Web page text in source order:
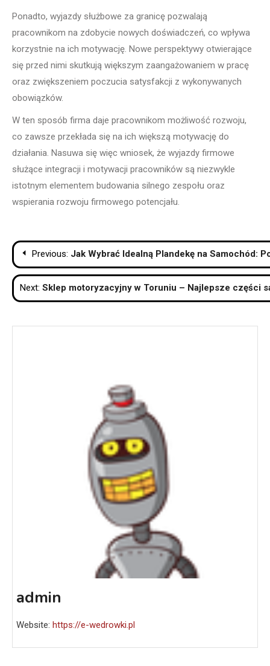
Ponadto, wyjazdy służbowe za granicę pozwalają
pracownikom na zdobycie nowych doświadczeń, co wpływa
korzystnie na ich motywację. Nowe perspektywy otwierające
się przed nimi skutkują większym zaangażowaniem w pracę
oraz zwiększeniem poczucia satysfakcji z wykonywanych
obowiązków.
W ten sposób firma daje pracownikom możliwość rozwoju,
co zawsze przekłada się na ich większą motywację do
działania. Nasuwa się więc wniosek, że wyjazdy firmowe
służące integracji i motywacji pracowników są niezwykle
istotnym elementem budowania silnego zespołu oraz
wspierania rozwoju firmowego potencjału.
Nawigacja
wpisu
Previous: Jak Wybrać Idealną Plandekę na Samochód:
Next: Sklep motoryzacyjny w Toruniu – Najlepsze części
admin
Website: https://e-wedrowki.pl